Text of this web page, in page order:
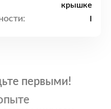
крышке
первыми!